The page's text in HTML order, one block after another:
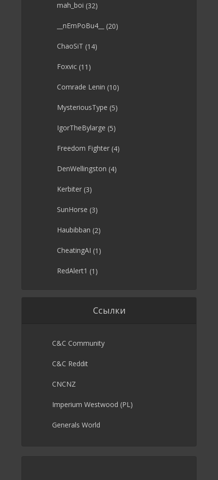
mah_boi (32)
__nEmPoBu4__ (20)
ChaoSiT (14)
Foxvic (11)
Comrade Lenin (10)
MysteriousType (5)
IgorTheBylarge (5)
Freedom Fighter (4)
DenWellingston (4)
Kerbiter (3)
SunHorse (3)
Haubibban (2)
CheatingAI (1)
RedAlert1 (1)
Ссылки
C&C Community
C&C Reddit
CNCNZ
Imperium Westwood (PL)
Generals World